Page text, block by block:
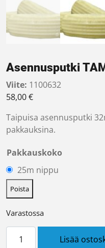
Asennusputki
Viite: 1100632
58,00€
Taipuisa asennusputki
pakkauksina.
Pakkauskoko
25m nippu
Poista
Varastossa
Asennusputki TAM32
Lisää